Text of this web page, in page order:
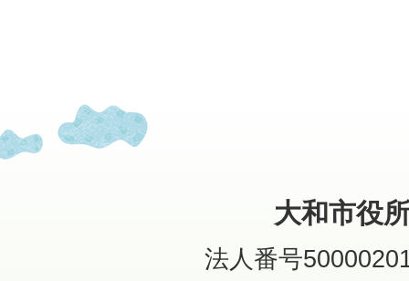
大和市役
法人番号